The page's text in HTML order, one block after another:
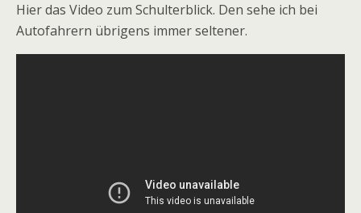
Hier das Video zum Schulterblick. Den sehe ich bei
Autofahrern übrigens immer seltener.